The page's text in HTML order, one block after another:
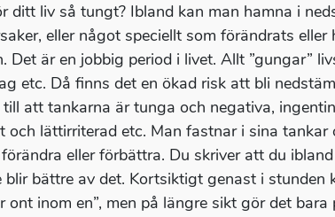
ditt liv så tungt? Ibland kan man hamna i
eller något speciellt som förändrats
Det är en jobbig period i livet. Allt ”gungar”
etc. Då finns det en ökad risk att bli
till att tankarna är tunga och negativa,
och lättirriterad etc. Man fastnar i sina
eller förbättra. Du skriver att du
blir bättre av det. Kortsiktigt genast i
ont inom en”, men på längre sikt gör det